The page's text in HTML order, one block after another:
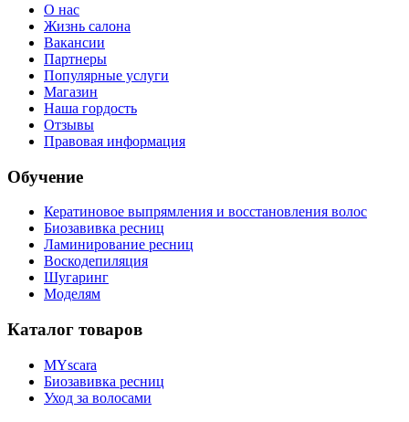
О нас
Жизнь салона
Вакансии
Партнеры
Популярные услуги
Магазин
Наша гордость
Отзывы
Правовая информация
Обучение
Кератиновое выпрямления и восстановления волос
Биозавивка ресниц
Ламинирование ресниц
Воскодепиляция
Шугаринг
Моделям
Каталог товаров
MYscara
Биозавивка ресниц
Уход за волосами